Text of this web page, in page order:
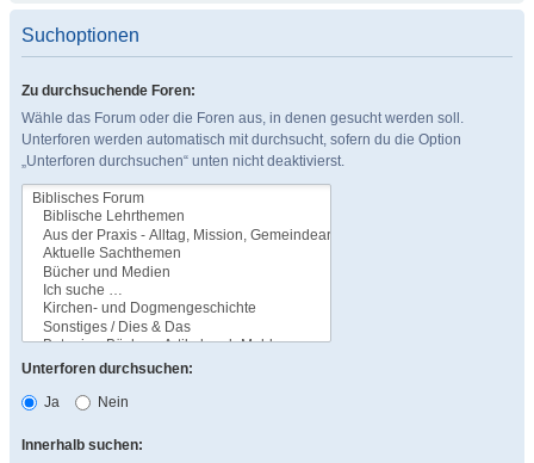
Suchoptionen
Zu durchsuchende Foren:
Wähle das Forum oder die Foren aus, in denen gesucht werden soll.
Unterforen werden automatisch mit durchsucht, sofern du die Option
„Unterforen durchsuchen“ unten nicht deaktivierst.
Unterforen durchsuchen:
Ja
Nein
Innerhalb suchen: